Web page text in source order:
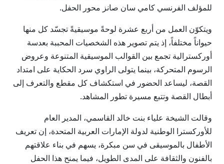
للمؤلف الفرنسي كامي سان صانز محور الحفل.
ويتكوّن العمل من أربع عشرة لوحةً موسيقيةً تجسّد كل منها
حيواناً مختلفاً، إذ يتم تصوير هذه الشخصيات المحببة بعدسة
أوركسترالية تجمع بين القوالب الموسيقية المتنوعة وعروض
الرسوم المتحركة، بينما يتولى الراوي سرد الحكاية على امتداد
القصة، ليساعد الحضور في استكشاف كل مقطع والتعرف إلى
أبطال القصة وتتبع مسيرة تطور المشاهد.
وقالت الشيخة علياء بنت خالد القاسمي، المدير العام
للأوركسترا الوطنية لدولة الإمارات العربية المتحدة، إن تعريف
الأطفال بالموسيقى في سن مبكرة، يسهم في بناء علاقتهم
بالفنون والثقافة على المدى الطويل، فيما يمنح هذا الحفل